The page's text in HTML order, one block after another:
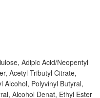
Adipic Acid/Neopentyl
Acetyl Tributyl Citrate,
Alcohol, Polyvinyl Butyral,
Alcohol Denat, Ethyl Ester